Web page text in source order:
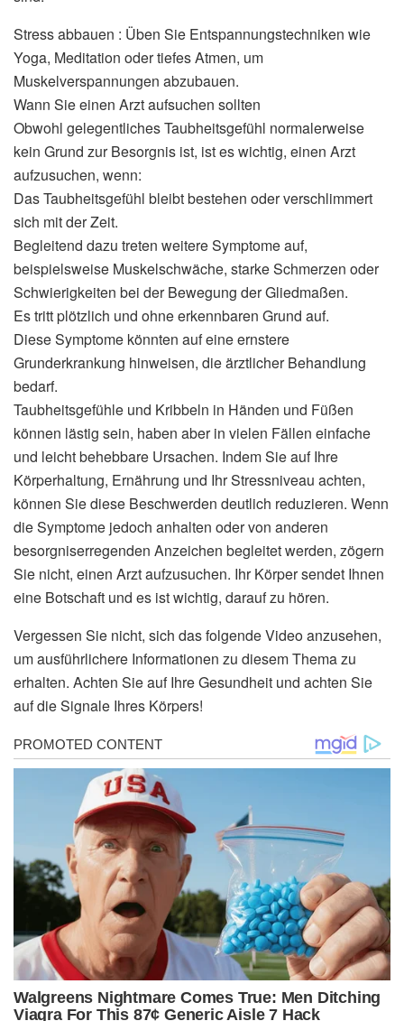
Stress abbauen : Üben Sie Entspannungstechniken wie
Yoga, Meditation oder tiefes Atmen, um
Muskelverspannungen abzubauen.
Wann Sie einen Arzt aufsuchen sollten
Obwohl gelegentliches Taubheitsgefühl normalerweise
kein Grund zur Besorgnis ist, ist es wichtig, einen Arzt
aufzusuchen, wenn:
Das Taubheitsgefühl bleibt bestehen oder verschlimmert
sich mit der Zeit.
Begleitend dazu treten weitere Symptome auf,
beispielsweise Muskelschwäche, starke Schmerzen oder
Schwierigkeiten bei der Bewegung der Gliedmaßen.
Es tritt plötzlich und ohne erkennbaren Grund auf.
Diese Symptome könnten auf eine ernstere
Grunderkrankung hinweisen, die ärztlicher Behandlung
bedarf.
Taubheitsgefühle und Kribbeln in Händen und Füßen
können lästig sein, haben aber in vielen Fällen einfache
und leicht behebbare Ursachen. Indem Sie auf Ihre
Körperhaltung, Ernährung und Ihr Stressniveau achten,
können Sie diese Beschwerden deutlich reduzieren. Wenn
die Symptome jedoch anhalten oder von anderen
besorgniserregenden Anzeichen begleitet werden, zögern
Sie nicht, einen Arzt aufzusuchen. Ihr Körper sendet Ihnen
eine Botschaft und es ist wichtig, darauf zu hören.
Vergessen Sie nicht, sich das folgende Video anzusehen,
um ausführlichere Informationen zu diesem Thema zu
erhalten. Achten Sie auf Ihre Gesundheit und achten Sie
auf die Signale Ihres Körpers!